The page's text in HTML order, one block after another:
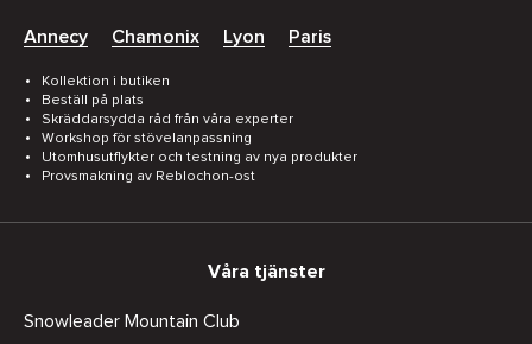
Annecy Chamonix Lyon Paris
Kollektion i butiken
Beställ på plats
Skräddarsydda råd från våra experter
Workshop för stövelanpassning
Utomhusutflykter och testning av nya produkter
Provsmakning av Reblochon-ost
Våra tjänster
Snowleader Mountain Club